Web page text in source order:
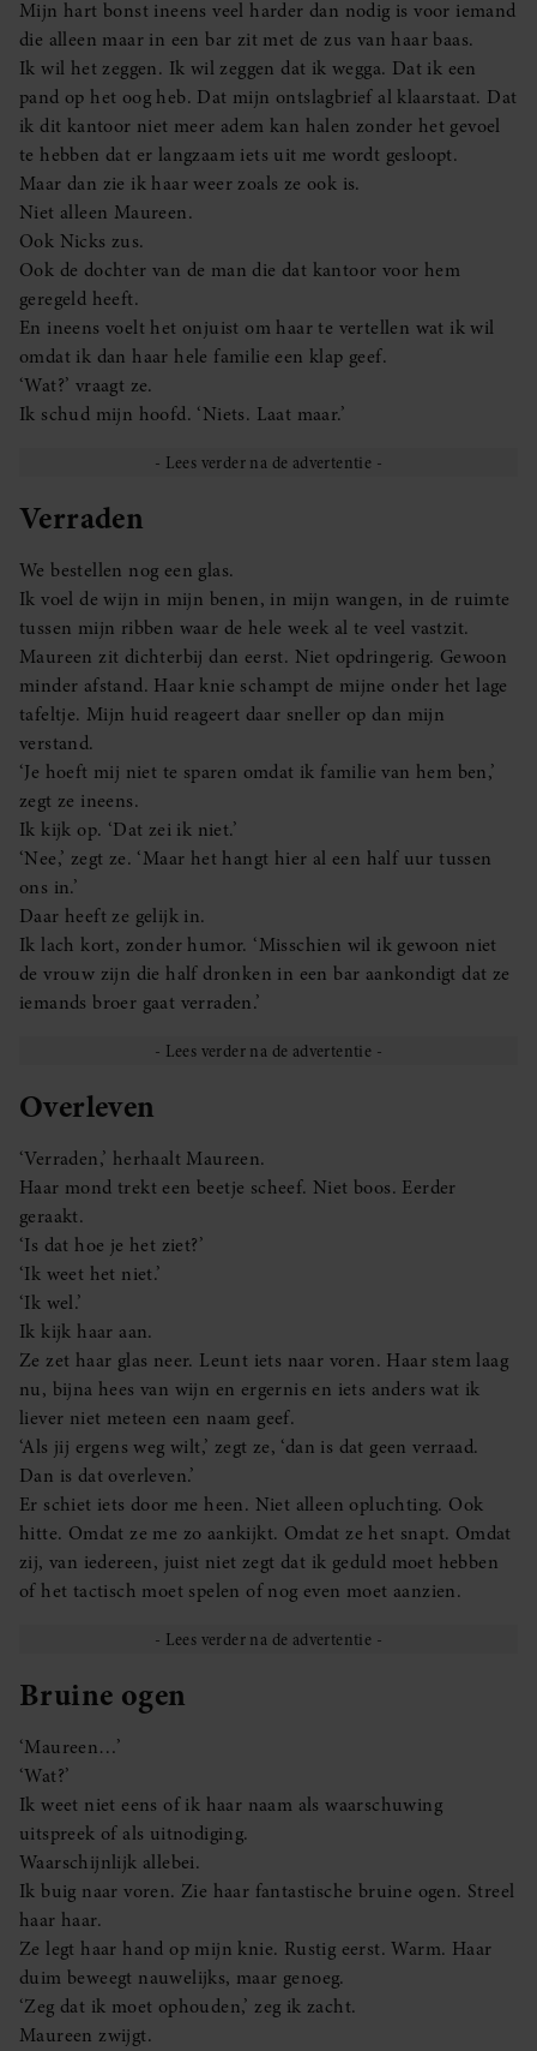
Mijn hart bonst ineens veel harder dan nodig is voor iemand
die alleen maar in een bar zit met de zus van haar baas.
Ik wil het zeggen. Ik wil zeggen dat ik wegga. Dat ik een
pand op het oog heb. Dat mijn ontslagbrief al klaarstaat. Dat
ik dit kantoor niet meer adem kan halen zonder het gevoel
te hebben dat er langzaam iets uit me wordt gesloopt.
Maar dan zie ik haar weer zoals ze ook is.
Niet alleen Maureen.
Ook Nicks zus.
Ook de dochter van de man die dat kantoor voor hem
geregeld heeft.
En ineens voelt het onjuist om haar te vertellen wat ik wil
omdat ik dan haar hele familie een klap geef.
‘Wat?’ vraagt ze.
Ik schud mijn hoofd. ‘Niets. Laat maar.’
Verraden
We bestellen nog een glas.
Ik voel de wijn in mijn benen, in mijn wangen, in de ruimte
tussen mijn ribben waar de hele week al te veel vastzit.
Maureen zit dichterbij dan eerst. Niet opdringerig. Gewoon
minder afstand. Haar knie schampt de mijne onder het lage
tafeltje. Mijn huid reageert daar sneller op dan mijn
verstand.
‘Je hoeft mij niet te sparen omdat ik familie van hem ben,’
zegt ze ineens.
Ik kijk op. ‘Dat zei ik niet.’
‘Nee,’ zegt ze. ‘Maar het hangt hier al een half uur tussen
ons in.’
Daar heeft ze gelijk in.
Ik lach kort, zonder humor. ‘Misschien wil ik gewoon niet
de vrouw zijn die half dronken in een bar aankondigt dat ze
iemands broer gaat verraden.’
Overleven
‘Verraden,’ herhaalt Maureen.
Haar mond trekt een beetje scheef. Niet boos. Eerder
geraakt.
‘Is dat hoe je het ziet?’
‘Ik weet het niet.’
‘Ik wel.’
Ik kijk haar aan.
Ze zet haar glas neer. Leunt iets naar voren. Haar stem laag
nu, bijna hees van wijn en ergernis en iets anders wat ik
liever niet meteen een naam geef.
‘Als jij ergens weg wilt,’ zegt ze, ‘dan is dat geen verraad.
Dan is dat overleven.’
Er schiet iets door me heen. Niet alleen opluchting. Ook
hitte. Omdat ze me zo aankijkt. Omdat ze het snapt. Omdat
zij, van iedereen, juist niet zegt dat ik geduld moet hebben
of het tactisch moet spelen of nog even moet aanzien.
Bruine ogen
‘Maureen…’
‘Wat?’
Ik weet niet eens of ik haar naam als waarschuwing
uitspreek of als uitnodiging.
Waarschijnlijk allebei.
Ik buig naar voren. Zie haar fantastische bruine ogen. Streel
haar haar.
Ze legt haar hand op mijn knie. Rustig eerst. Warm. Haar
duim beweegt nauwelijks, maar genoeg.
‘Zeg dat ik moet ophouden,’ zeg ik zacht.
Maureen zwijgt.